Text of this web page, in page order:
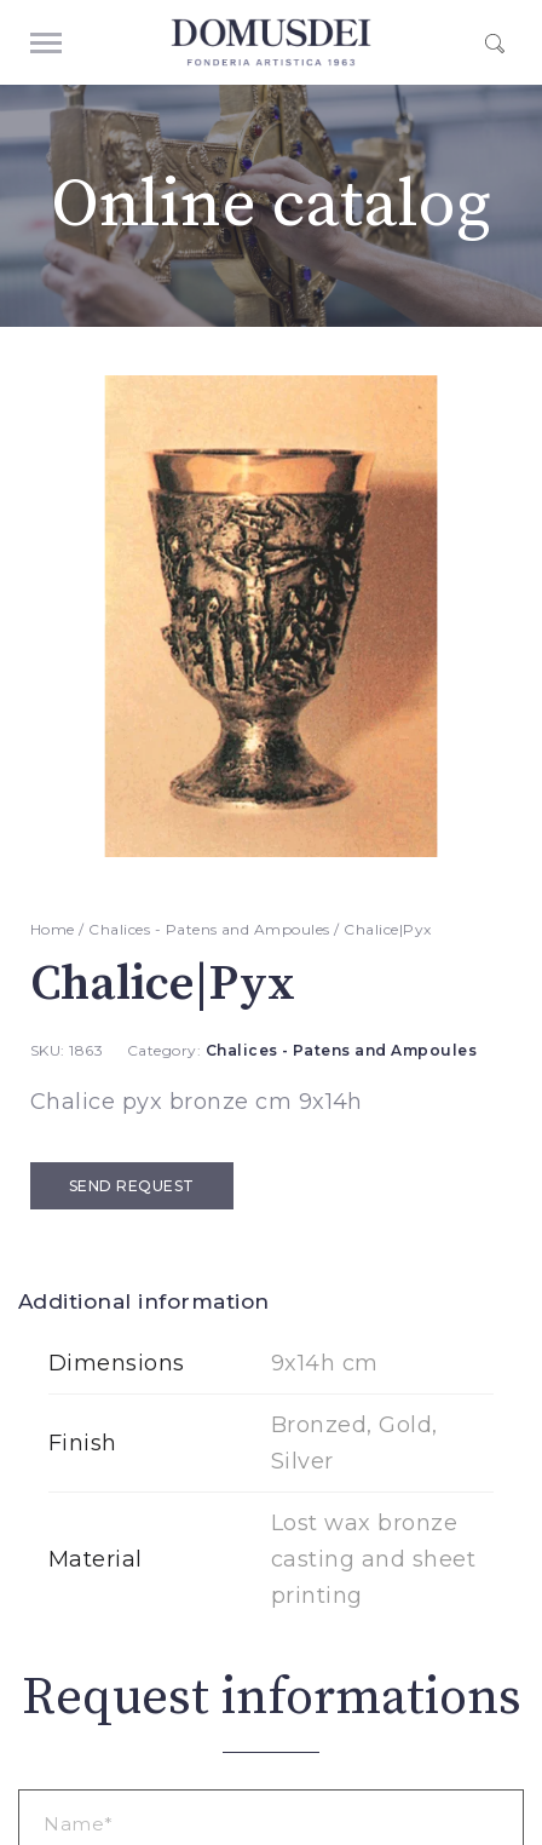
Online catalog
Home / Chalices - Patens and Ampoules / Chalice|Pyx
Chalice|Pyx
SKU:1863 Category: Chalices - Patens and Ampoules
Chalice pyx bronze cm 9x14h
SEND REQUEST
Additional information
Dimensions 9x14h cm
Finish
Bronzed, Gold,
Silver
Material
Lost wax bronze
casting and sheet
printing
Request informations